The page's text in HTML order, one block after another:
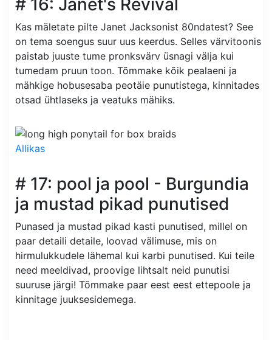
# 16: Janet's Revival
Kas mäletate pilte Janet Jacksonist 80ndatest? See
on tema soengus suur uus keerdus. Selles värvitoonis
paistab juuste tume pronksvärv üsnagi välja kui
tumedam pruun toon. Tõmmake kõik pealaeni ja
mähkige hobusesaba peotäie punutistega, kinnitades
otsad ühtlaseks ja veatuks mähiks.
Allikas
# 17: pool ja pool - Burgundia
ja mustad pikad punutised
Punased ja mustad pikad kasti punutised, millel on
paar detaili detaile, loovad välimuse, mis on
hirmulukkudele lähemal kui karbi punutised. Kui teile
need meeldivad, proovige lihtsalt neid punutisi
suuruse järgi! Tõmmake paar eest eest ettepoole ja
kinnitage juuksesidemega.